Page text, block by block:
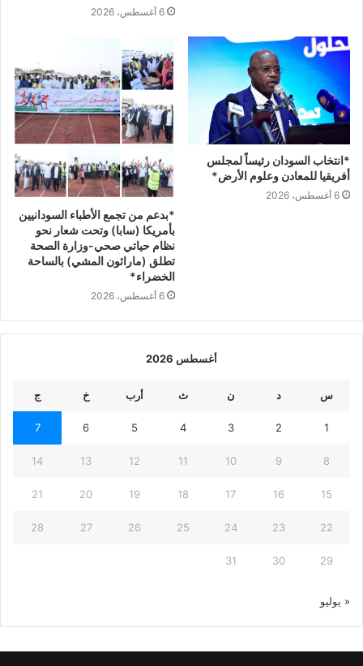
6 أغسطس، 2026
*انتخاب السودان رئيساً لمجلس
أفريقيا للمعادن وعلوم الأرض*
6 أغسطس، 2026
*بدعم من تجمع الأطباء السودانيين
بأمريكا (سابا) وتحت شعار نحو
نظام حياتي صحي-وزارة الصحة
تطلق (ماراثون المشي) بالساحة
الخضراء*
6 أغسطس، 2026
أغسطس 2026
س د ن ث أرب خ ج
1
2
3
4
5
6
7
8
9
10
11
12
13
14
15
16
17
18
19
20
21
22
23
24
25
26
27
28
29
30
31
« يوليو